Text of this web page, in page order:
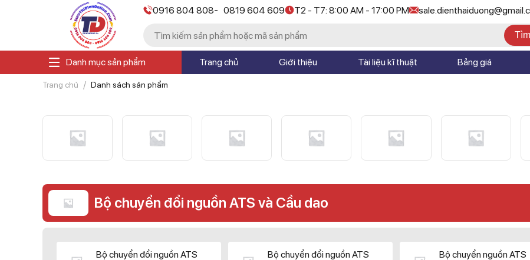
0916 804 808- 0819 604 609 T2 - T7: 8:00 AM - 17:00 PM
Danh mục sản phẩm Trang chủ Giới thiệu Tài liệu kĩ thuật Bảng giá
Trang chủ Danh sách sản phẩm
Bộ chuyển đổi nguồn ATS và Cầu dao
Bộ chuyển đổi nguồn ATS
Bộ chuyển đổi nguồn ATS
Bộ chuyển nguồn ATS